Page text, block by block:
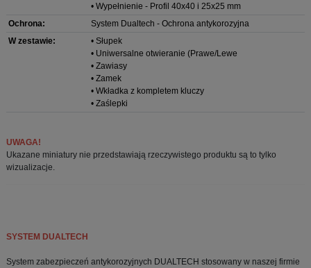
• Wypełnienie - Profil 40x40 i 25x25 mm
Ochrona:
System Dualtech - Ochrona antykorozyjna
W zestawie:
• Słupek
• Uniwersalne otwieranie (Prawe/Lewe
• Zawiasy
• Zamek
• Wkładka z kompletem kluczy
• Zaślepki
UWAGA!
Ukazane miniatury nie przedstawiają rzeczywistego produktu są to tylko
wizualizacje.
SYSTEM DUALTECH
System zabezpieczeń antykorozyjnych DUALTECH stosowany w naszej firmie